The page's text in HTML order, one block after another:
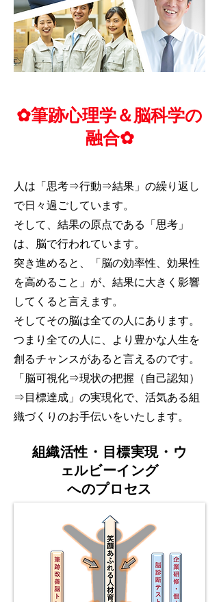
✿筆跡心理学＆脳科学の
融合✿
人は「思考⇒行動⇒結果」の繰り返し
で日々過ごしています。
そして、結果の原点である「思考」
は、脳で行われています。
突き進めると、「脳の効率性、効果性
を高めること」が、結果に大きく影響
してくると言えます。
そしてその脳は全ての人にあります。
つまり全ての人に、より豊かな人生を
創るチャンスがあると言えるのです。
「脳可視化⇒現状の把握（自己認知）
⇒目標達成」の実現化で、活気ある組
織づくりのお手伝いをいたします。
組織活性・目標実現・ウ
ェルビーイング
​へのプロセス